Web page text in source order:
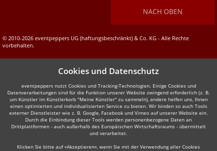
NACH OBEN
© 2010-2026 eventpeppers UG (haftungsbeschränkt) & Co. KG - Alle Rechte
vorbehalten.
Cookies und Datenschutz
eventpeppers nutzt Cookies und Tracking-Technologien. Einige Cookies und
Datenverarbeitungen sind für die Funktion unserer Website zwingend erforderlich (z. B.
um Künstler im Künstlerkorb "Meine Künstler" zu sammeln), andere helfen uns, Ihnen
einen optimierten und individualisierten Service zu bieten. Wir binden so auch Tools
externer Dienstleister wie z. B. Google, Facebook und Vimeo auf unserer Website ein.
Durch die Einbindung dieser Tools werden personenbezogene Daten an
Drittplattformen - auch außerhalb des Europäischen Wirtschaftsraums - übermittelt
und verarbeitet.
Klicken Sie bitte auf «Akzeptieren», wenn Sie mit der Verwendung aller Cookies